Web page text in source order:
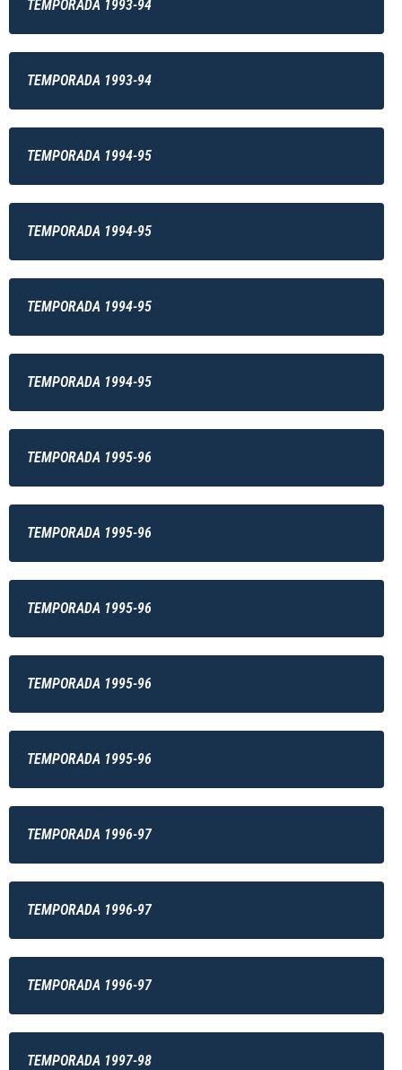
TEMPORADA 1993-94
TEMPORADA 1993-94
TEMPORADA 1994-95
TEMPORADA 1994-95
TEMPORADA 1994-95
TEMPORADA 1994-95
TEMPORADA 1995-96
TEMPORADA 1995-96
TEMPORADA 1995-96
TEMPORADA 1995-96
TEMPORADA 1995-96
TEMPORADA 1996-97
TEMPORADA 1996-97
TEMPORADA 1996-97
TEMPORADA 1997-98